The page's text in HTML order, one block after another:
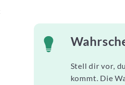
Stell dir vor,
kommt. Die